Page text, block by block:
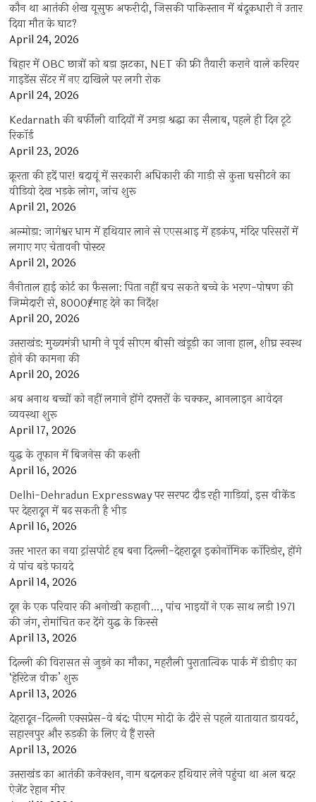
कौन था आतंकी शेख यूसुफ अफरीदी, जिसकी पाकिस्तान में बंदूकधारी ने उतार
दिया मौत के घाट?
April 24, 2026
बिहार में OBC छात्रों को बड़ा झटका, NET की फ्री तैयारी कराने वाले करियर
गाइडेंस सेंटर में नए दाखिले पर लगी रोक
April 24, 2026
Kedarnath की बर्फीली वादियों में उमड़ा श्रद्धा का सैलाब, पहले ही दिन टूटे
रिकॉर्ड
April 23, 2026
क्रूरता की हदें पार! बदायूं में सरकारी अधिकारी की गाड़ी से कुत्ता घसीटने का
वीडियो देख भड़के लोग, जांच शुरू
April 21, 2026
अल्मोड़ा: जागेश्वर धाम में हथियार लाने से एएसआइ में हड़कंप, मंदिर परिसरों में
लगाए गए चेतावनी पोस्टर
April 21, 2026
नैनीताल हाई कोर्ट का फैसला: पिता नहीं बच सकते बच्चे के भरण-पोषण की
जिम्मेदारी से, 8000₹/माह देने का निर्देश
April 20, 2026
उत्तराखंड: मुख्यमंत्री धामी ने पूर्व सीएम बीसी खंडूड़ी का जाना हाल, शीघ्र स्वस्थ
होने की कामना की
April 20, 2026
अब अनाथ बच्चों को नहीं लगाने होंगे दफ्तरों के चक्कर, आनलाइन आवेदन
व्यवस्था शुरू
April 17, 2026
युद्ध के तूफान में बिजनेस की कश्ती
April 16, 2026
Delhi-Dehradun Expressway पर सरपट दौड़ रही गाड़ियां, इस वीकेंड
पर देहरादून में बढ़ सकती है भीड़
April 16, 2026
उत्तर भारत का नया ट्रांसपोर्ट हब बना दिल्ली-देहरादून इकोनॉमिक कॉरिडोर, होंगे
ये पांच बड़े फायदे
April 14, 2026
दून के एक परिवार की अनोखी कहानी…, पांच भाइयों ने एक साथ लड़ी 1971
की जंग, रोमांचित कर देंगे युद्ध के किस्से
April 13, 2026
दिल्ली की विरासत से जुड़ने का मौका, महरौली पुरातात्विक पार्क में डीडीए का
‘हेरिटेज वीक’ शुरू
April 13, 2026
देहरादून-दिल्ली एक्सप्रेस-वे बंद: पीएम मोदी के दौरे से पहले यातायात डायवर्ट,
सहारनपुर और रुड़की के लिए ये हैं रास्ते
April 13, 2026
उत्तराखंड का आतंकी कनेक्शन, नाम बदलकर हथियार लेने पहुंचा था अल बदर
ऐजेंट रेहान मीर